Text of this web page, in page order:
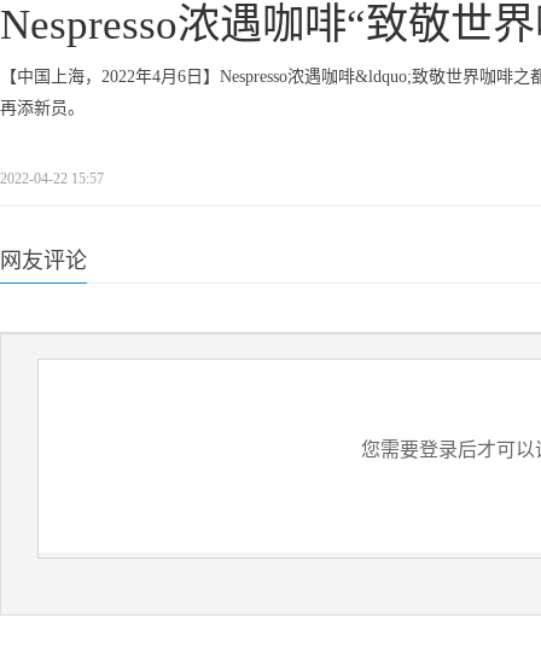
Nespresso浓遇咖啡“致敬世
【中国上海，2022年4月6日】Nespresso浓遇咖啡&ldquo;致敬世界咖
再添新员。
2022-04-22 15:57
网友评论
您需要登录后才可以